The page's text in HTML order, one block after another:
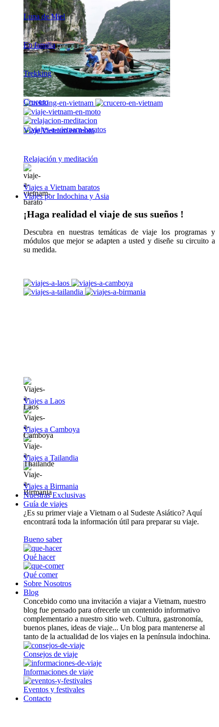
Luna de Miel
En familia
Trekking
Crucero
Viaje Vietnam en moto
Relajación y meditación
Viajes a Vietnam baratos
Viajes por Indochina y Asia
¡Haga realidad el viaje de sus sueños !
Descubra en nuestras temáticas de viaje los programas y
módulos que mejor se adapten a usted y diseñe su circuito a
su medida.
Viajes a Laos
Viajes a Camboya
Viajes a Tailandia
Viajes a Birmania
Nuestras Exclusivas
Guía de viajes
¿Es su primer viaje a Vietnam o al Sudeste Asiático? Aquí
encontrará toda la información útil para preparar su viaje.
Bueno saber
Qué hacer
Qué comer
Sobre Nosotros
Blog
Concebido como una invitación a viajar a Vietnam, nuestro
blog fue pensado para ofrecerle un contenido informativo
complementario a nuestro sitio web. Cultura, gastronomía,
buenos planes, ideas de viaje... Un blog para mantenerse al
tanto de la actualidad de los viajes en la península indochina.
Consejos de viaje
Informaciones de viaje
Eventos y festivales
Contacto